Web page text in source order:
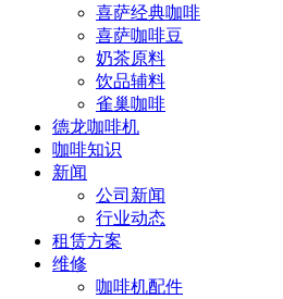
喜萨经典咖啡
喜萨咖啡豆
奶茶原料
饮品辅料
雀巢咖啡
德龙咖啡机
咖啡知识
新闻
公司新闻
行业动态
租赁方案
维修
咖啡机配件